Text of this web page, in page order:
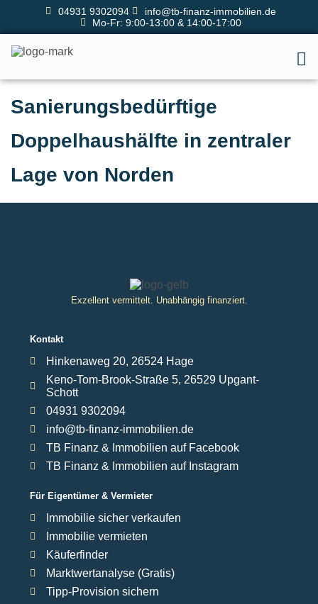
04931 9302094
info@tb-finanz-immobilien.de
Mo-Fr: 9:00-13:00 & 14:00-17:00
Sanierungsbedürftige
Doppelhaushälfte in zentraler
Lage von Norden
Exzellent vermittelt. Unabhängig finanziert.
Kontakt
Hinkenaweg 20, 26524 Hage
Keno-Tom-Brook-Straße 5, 26529 Upgant-
Schott
04931 9302094
info@tb-finanz-immobilien.de
TB Finanz & Immobilien auf Facebook
TB Finanz & Immobilien auf Instagram
Für Eigentümer & Vermieter
Immobilie sicher verkaufen
Immobilie vermieten
Käuferfinder
Marktwertanalyse (Gratis)
Tipp-Provision sichern